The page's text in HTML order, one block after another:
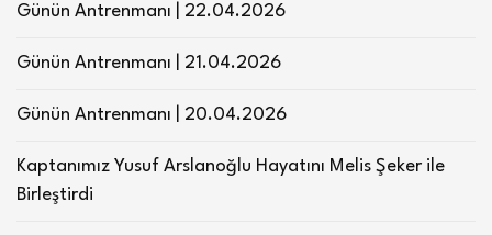
Günün Antrenmanı | 22.04.2026
Günün Antrenmanı | 21.04.2026
Günün Antrenmanı | 20.04.2026
Kaptanımız Yusuf Arslanoğlu Hayatını Melis Şeker ile
Birleştirdi